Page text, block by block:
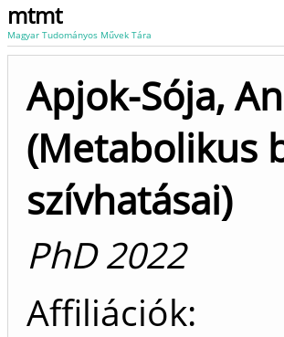
mtmt
Magyar Tudományos Művek Tára
Apjok-Sója,
(Metabolikus
szívhatásai)
PhD 2022
Affiliációk